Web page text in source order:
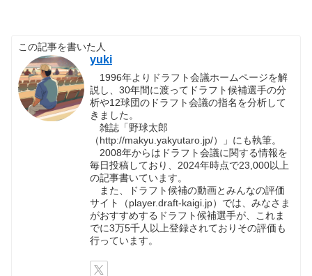
この記事を書いた人
yuki
1996年よりドラフト会議ホームページを解
説し、30年間に渡ってドラフト候補選手の分
析や12球団のドラフト会議の指名を分析して
きました。
雑誌「野球太郎
（http://makyu.yakyutaro.jp/）」にも執筆。
2008年からはドラフト会議に関する情報を
毎日投稿しており、2024年時点で23,000以上
の記事書いています。
また、ドラフト候補の動画とみんなの評価
サイト（player.draft-kaigi.jp）では、みなさま
がおすすめするドラフト候補選手が、これま
でに3万5千人以上登録されておりその評価も
行っています。